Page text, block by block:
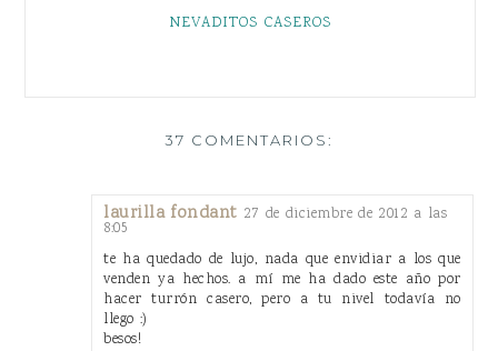
NEVADITOS CASEROS
37 COMENTARIOS:
laurilla fondant 27 de diciembre de 2012 a las
8:05
te ha quedado de lujo, nada que envidiar a los que
venden ya hechos. a mí me ha dado este año por
hacer turrón casero, pero a tu nivel todavía no
llego :)
besos!